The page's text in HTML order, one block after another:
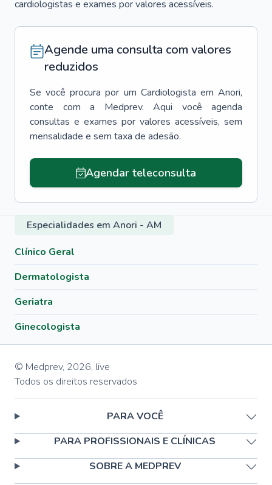
cardiologistas e exames por valores acessíveis.
Agende uma consulta com valores
reduzidos
Se você procura por um Cardiologista em Anori,
conte com a Medprev. Aqui você agenda
consultas e exames por valores acessíveis, sem
mensalidade e sem taxa de adesão.
Agendar teleconsulta
Especialidades em Anori - AM
Clínico Geral
Dermatologista
Geriatra
Ginecologista
© Medprev, 2026, live
Todos os direitos reservados
PARA VOCÊ
PARA PROFISSIONAIS E CLÍNICAS
SOBRE A MEDPREV